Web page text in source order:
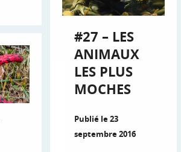
#27 – LES
ANIMAUX
LES PLUS
MOCHES
Publié le 23
septembre 2016